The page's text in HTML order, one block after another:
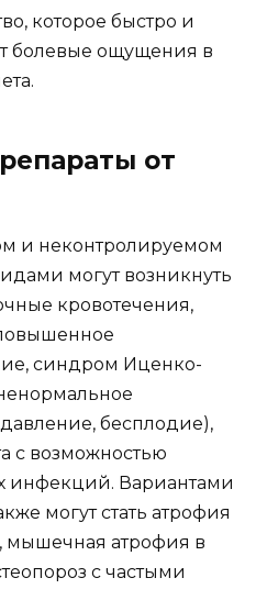
которое быстро и
болевые ощущения в
от
и неконтролируемом
могут возникнуть
кровотечения,
синдром Иценко-
бесплодие),
с возможностью
инфекций. Вариантами
могут стать атрофия
мышечная атрофия в
с частыми